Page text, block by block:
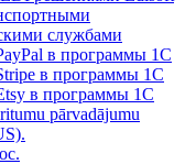
службами
в программы 1C
в программы 1C
в программы 1C
pārvadājumu